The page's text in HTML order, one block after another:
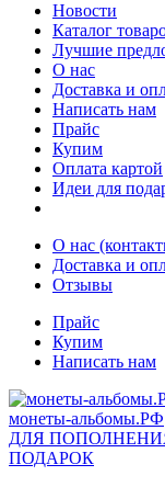
Новости
Каталог
Лучшие
О нас
Доставка и
Написать нам
Прайс
Купим
Оплата картой
Идеи для
О нас
Доставка и
Отзывы
Прайс
Купим
Написать нам
монеты-альбомы.РФ
ДЛЯ
ПОДАРОК